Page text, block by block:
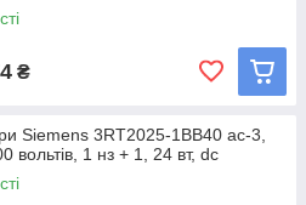
₴
Siemens 3RT2025-1BB40 ac-3,
вольтів, 1 нз + 1, 24 вт, dc